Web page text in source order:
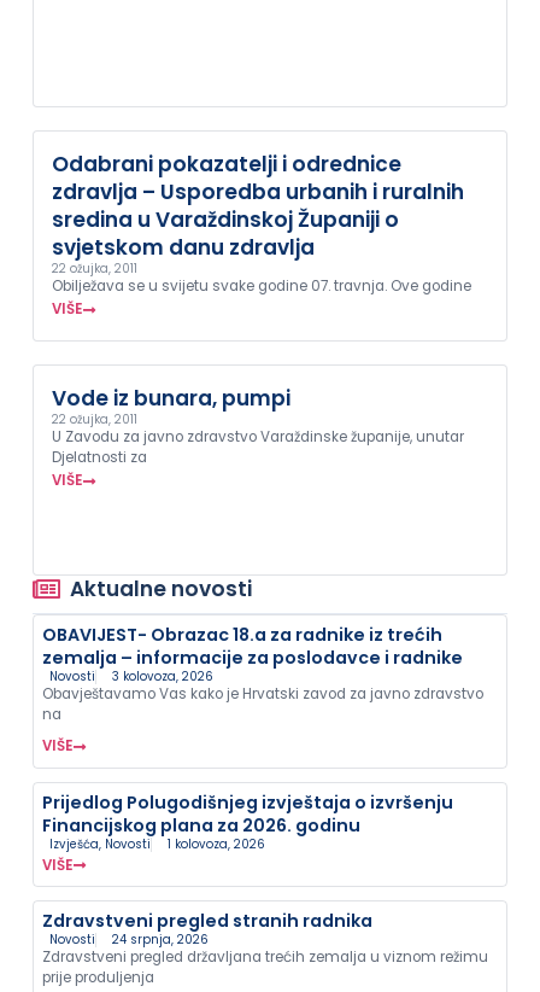
Odabrani pokazatelji i odrednice
zdravlja – Usporedba urbanih i ruralnih
sredina u Varaždinskoj Županiji o
svjetskom danu zdravlja
22 ožujka, 2011
Obilježava se u svijetu svake godine 07. travnja. Ove godine
VIŠE
Vode iz bunara, pumpi
22 ožujka, 2011
U Zavodu za javno zdravstvo Varaždinske županije, unutar
Djelatnosti za
VIŠE
Aktualne novosti
OBAVIJEST- Obrazac 18.a za radnike iz trećih
zemalja – informacije za poslodavce i radnike
Novosti 3 kolovoza, 2026
Obavještavamo Vas kako je Hrvatski zavod za javno zdravstvo
na
VIŠE
Prijedlog Polugodišnjeg izvještaja o izvršenju
Financijskog plana za 2026. godinu
Izvješća, Novosti 1 kolovoza, 2026
VIŠE
Zdravstveni pregled stranih radnika
Novosti 24 srpnja, 2026
Zdravstveni pregled državljana trećih zemalja u viznom režimu
prije produljenja